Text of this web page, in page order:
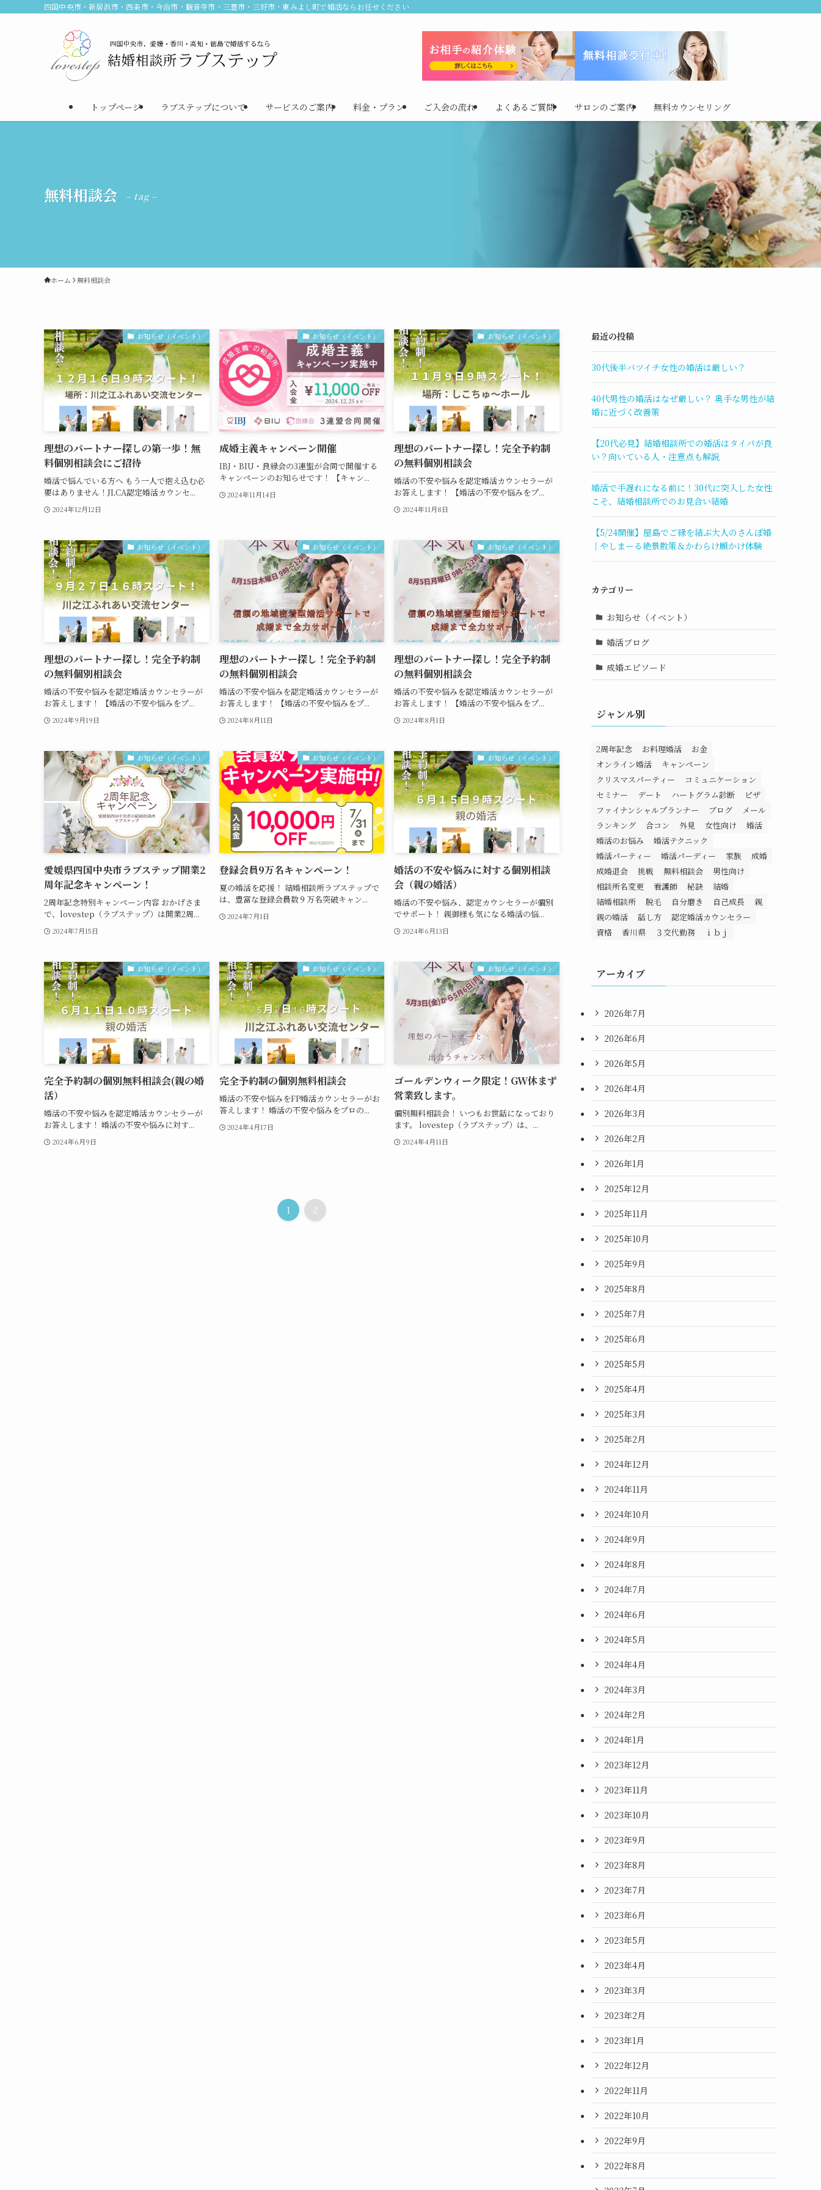
四国中央市・新居浜市・西条市・今治市・観音寺市・三豊市・三好市・東みよし町で婚活ならお任せください！
トップページ ラブステップについて サービスのご案内 料金・プラン ご入会の流れ よくあるご質問 サロンのご案内 無料カウンセリング
無料相談会 – tag –
ホーム 無料相談会
お知らせ（イベント）
理想のパートナー探しの第一歩！無
料個別相談会にご招待
婚活で悩んでいる方へ もう一人で抱え込む必
要はありません！JLCA認定婚活カウンセ...
2024年12月12日
お知らせ（イベント）
成婚主義キャンペーン開催
IBJ・BIU・良縁会の3連盟が合同で開催する
キャンペーンのお知らせです！ 【キャン...
2024年11月14日
お知らせ（イベント）
理想のパートナー探し！完全予約制
の無料個別相談会
婚活の不安や悩みを認定婚活カウンセラーが
お答えします！ 【婚活の不安や悩みをプ...
2024年11月8日
お知らせ（イベント）
理想のパートナー探し！完全予約制
の無料個別相談会
婚活の不安や悩みを認定婚活カウンセラーが
お答えします！ 【婚活の不安や悩みをプ...
2024年9月19日
お知らせ（イベント）
理想のパートナー探し！完全予約制
の無料個別相談会
婚活の不安や悩みを認定婚活カウンセラーが
お答えします！ 【婚活の不安や悩みをプ...
2024年8月11日
お知らせ（イベント）
理想のパートナー探し！完全予約制
の無料個別相談会
婚活の不安や悩みを認定婚活カウンセラーが
お答えします！ 【婚活の不安や悩みをプ...
2024年8月1日
お知らせ（イベント）
愛媛県四国中央市ラブステップ開業2
周年記念キャンペーン！
2周年記念特別キャンペーン内容 おかげさま
で、lovestep（ラブステップ）は開業2周...
2024年7月15日
お知らせ（イベント）
登録会員9万名キャンペーン！
夏の婚活を応援！ 結婚相談所ラブステップで
は、豊富な登録会員数９万名突破キャン...
2024年7月1日
お知らせ（イベント）
婚活の不安や悩みに対する個別相談
会（親の婚活）
婚活の不安や悩み、認定カウンセラーが個別
でサポート！ 親御様も気になる婚活の悩...
2024年6月13日
お知らせ（イベント）
完全予約制の個別無料相談会(親の婚
活）
婚活の不安や悩みを認定婚活カウンセラーが
お答えします！ 婚活の不安や悩みに対す...
2024年6月9日
お知らせ（イベント）
完全予約制の個別無料相談会
婚活の不安や悩みをFP婚活カウンセラーがお
答えします！ 婚活の不安や悩みをプロの...
2024年4月17日
お知らせ（イベント）
ゴールデンウィーク限定！GW休まず
営業致します。
個別無料相談会！ いつもお世話になっており
ます。 lovestep（ラブステップ）は、...
2024年4月11日
1 2
最近の投稿
30代後半バツイチ女性の婚活は厳しい？
40代男性の婚活はなぜ厳しい？ 奥手な男性が結
婚に近づく改善策
【20代必見】結婚相談所での婚活はタイパが良
い？向いている人・注意点も解説
婚活で手遅れになる前に！30代に突入した女性
こそ、結婚相談所でのお見合い結婚
【5/24開催】屋島でご縁を結ぶ大人のさんぽ婚
｜やしまーる絶景散策＆かわらけ願かけ体験
カテゴリー
お知らせ（イベント）
婚活ブログ
成婚エピソード
ジャンル別
2周年記念 お料理婚活
お金
オンライン婚活
キャンペーン
クリスマスパーティー
コミュニケーション
セミナー
デート ハートグラム診断
ピザ
ファイナンシャルプランナー
ブログ
メール
ランキング
合コン 外見 女性向け
婚活
婚活のお悩み
婚活テクニック
婚活パーティー
婚活パーディー 家族
成婚
成婚退会
挑戦 無料相談会
男性向け
相談所名変更
看護師 秘訣
結婚
結婚相談所
脱毛 自分磨き 自己成長
親
親の婚活
話し方
認定婚活カウンセラー
資格
香川県 ３交代勤務 ｉｂｊ
アーカイブ
2026年7月
2026年6月
2026年5月
2026年4月
2026年3月
2026年2月
2026年1月
2025年12月
2025年11月
2025年10月
2025年9月
2025年8月
2025年7月
2025年6月
2025年5月
2025年4月
2025年3月
2025年2月
2024年12月
2024年11月
2024年10月
2024年9月
2024年8月
2024年7月
2024年6月
2024年5月
2024年4月
2024年3月
2024年2月
2024年1月
2023年12月
2023年11月
2023年10月
2023年9月
2023年8月
2023年7月
2023年6月
2023年5月
2023年4月
2023年3月
2023年2月
2023年1月
2022年12月
2022年11月
2022年10月
2022年9月
2022年8月